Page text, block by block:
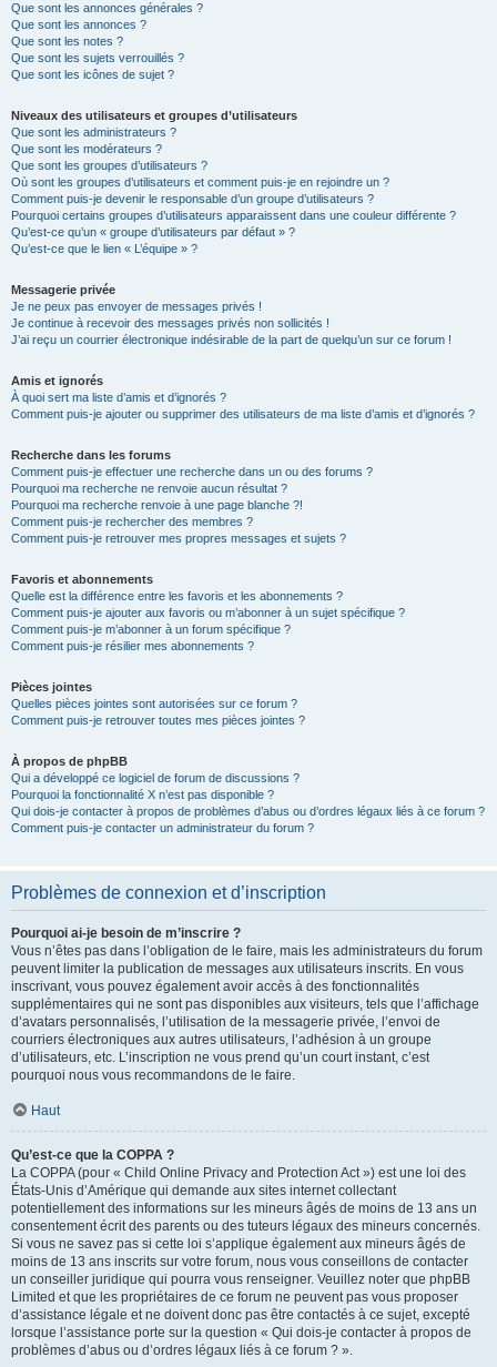
Que sont les annonces générales ?
Que sont les annonces ?
Que sont les notes ?
Que sont les sujets verrouillés ?
Que sont les icônes de sujet ?
Niveaux des utilisateurs et groupes d’utilisateurs
Que sont les administrateurs ?
Que sont les modérateurs ?
Que sont les groupes d’utilisateurs ?
Où sont les groupes d’utilisateurs et comment puis-je en rejoindre un ?
Comment puis-je devenir le responsable d’un groupe d’utilisateurs ?
Pourquoi certains groupes d’utilisateurs apparaissent dans une couleur différente ?
Qu’est-ce qu’un « groupe d’utilisateurs par défaut » ?
Qu’est-ce que le lien « L’équipe » ?
Messagerie privée
Je ne peux pas envoyer de messages privés !
Je continue à recevoir des messages privés non sollicités !
J’ai reçu un courrier électronique indésirable de la part de quelqu’un sur ce forum !
Amis et ignorés
À quoi sert ma liste d’amis et d’ignorés ?
Comment puis-je ajouter ou supprimer des utilisateurs de ma liste d’amis et d’ignorés ?
Recherche dans les forums
Comment puis-je effectuer une recherche dans un ou des forums ?
Pourquoi ma recherche ne renvoie aucun résultat ?
Pourquoi ma recherche renvoie à une page blanche ?!
Comment puis-je rechercher des membres ?
Comment puis-je retrouver mes propres messages et sujets ?
Favoris et abonnements
Quelle est la différence entre les favoris et les abonnements ?
Comment puis-je ajouter aux favoris ou m’abonner à un sujet spécifique ?
Comment puis-je m’abonner à un forum spécifique ?
Comment puis-je résilier mes abonnements ?
Pièces jointes
Quelles pièces jointes sont autorisées sur ce forum ?
Comment puis-je retrouver toutes mes pièces jointes ?
À propos de phpBB
Qui a développé ce logiciel de forum de discussions ?
Pourquoi la fonctionnalité X n’est pas disponible ?
Qui dois-je contacter à propos de problèmes d’abus ou d’ordres légaux liés à ce forum ?
Comment puis-je contacter un administrateur du forum ?
Problèmes de connexion et d’inscription
Pourquoi ai-je besoin de m’inscrire ?
Vous n’êtes pas dans l’obligation de le faire, mais les administrateurs du forum
peuvent limiter la publication de messages aux utilisateurs inscrits. En vous
inscrivant, vous pouvez également avoir accès à des fonctionnalités
supplémentaires qui ne sont pas disponibles aux visiteurs, tels que l’affichage
d’avatars personnalisés, l’utilisation de la messagerie privée, l’envoi de
courriers électroniques aux autres utilisateurs, l’adhésion à un groupe
d’utilisateurs, etc. L’inscription ne vous prend qu’un court instant, c’est
pourquoi nous vous recommandons de le faire.
Haut
Qu’est-ce que la COPPA ?
La COPPA (pour « Child Online Privacy and Protection Act ») est une loi des
États-Unis d’Amérique qui demande aux sites internet collectant
potentiellement des informations sur les mineurs âgés de moins de 13 ans un
consentement écrit des parents ou des tuteurs légaux des mineurs concernés.
Si vous ne savez pas si cette loi s’applique également aux mineurs âgés de
moins de 13 ans inscrits sur votre forum, nous vous conseillons de contacter
un conseiller juridique qui pourra vous renseigner. Veuillez noter que phpBB
Limited et que les propriétaires de ce forum ne peuvent pas vous proposer
d’assistance légale et ne doivent donc pas être contactés à ce sujet, excepté
lorsque l’assistance porte sur la question « Qui dois-je contacter à propos de
problèmes d’abus ou d’ordres légaux liés à ce forum ? ».